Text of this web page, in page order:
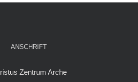
ANSCHRIFT
Zentrum Arche